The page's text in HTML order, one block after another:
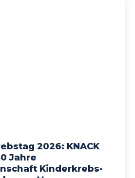
2026: KNACK
Jahre
Kinderkrebs-